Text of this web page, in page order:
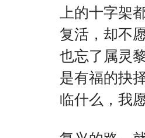
上的十字架
复活，却不
也忘了属灵
是有福的抉
临什么，我